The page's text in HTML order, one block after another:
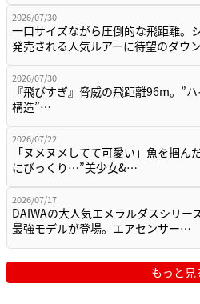
2026/07/30
一口サイズながら圧倒的な飛距離。
発売される人気ルアーに待望のダウ
2026/07/30
『飛びすぎ』脅威の飛距離96m。”
構造”…
2026/07/22
「ヌメヌメしてて可愛い」魚を掴ん
にびっくり…”美少女&…
2026/07/17
DAIWAの大人気エメラルダスシリー
最強モデルが登場。エアセンサー…
もっと見